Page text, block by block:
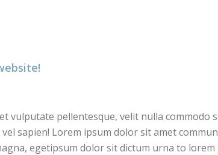
vulputate pellentesque, velit nulla commodo
sapien! Lorem ipsum dolor sit amet
egetipsum dolor sit dictum urna to lorem